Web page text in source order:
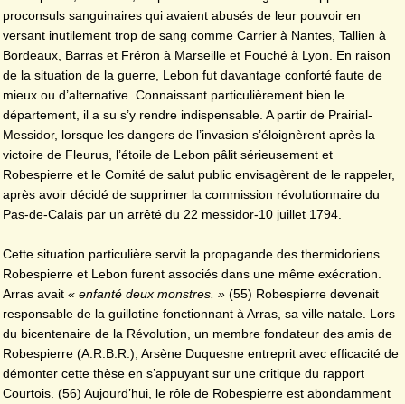
proconsuls sanguinaires qui avaient abusés de leur pouvoir en
versant inutilement trop de sang comme Carrier à Nantes, Tallien à
Bordeaux, Barras et Fréron à Marseille et Fouché à Lyon. En raison
de la situation de la guerre, Lebon fut davantage conforté faute de
mieux ou d’alternative. Connaissant particulièrement bien le
département, il a su s’y rendre indispensable. A partir de Prairial-
Messidor, lorsque les dangers de l’invasion s’éloignèrent après la
victoire de Fleurus, l’étoile de Lebon pâlit sérieusement et
Robespierre et le Comité de salut public envisagèrent de le rappeler,
après avoir décidé de supprimer la commission révolutionnaire du
Pas-de-Calais par un arrêté du 22 messidor-10 juillet 1794.
Cette situation particulière servit la propagande des thermidoriens.
Robespierre et Lebon furent associés dans une même exécration.
Arras avait « enfanté deux monstres. » (55) Robespierre devenait
responsable de la guillotine fonctionnant à Arras, sa ville natale. Lors
du bicentenaire de la Révolution, un membre fondateur des amis de
Robespierre (A.R.B.R.), Arsène Duquesne entreprit avec efficacité de
démonter cette thèse en s’appuyant sur une critique du rapport
Courtois. (56) Aujourd’hui, le rôle de Robespierre est abondamment